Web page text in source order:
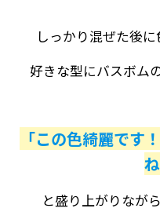
しっかり混ぜた後に
好きな型にバスボム
「この色綺麗です
と盛り上がりなが